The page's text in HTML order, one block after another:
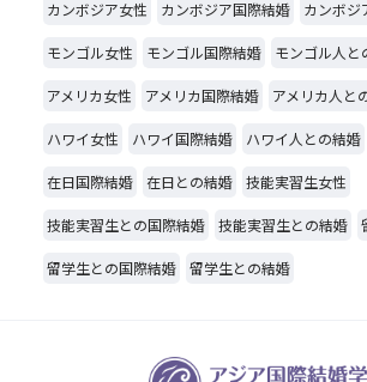
カンボジア女性 カンボジア国際結婚 カンボジ
モンゴル女性 モンゴル国際結婚 モンゴル人と
アメリカ女性 アメリカ国際結婚 アメリカ人と
ハワイ女性 ハワイ国際結婚 ハワイ人との結婚
在日国際結婚 在日との結婚 技能実習生女性
技能実習生との国際結婚 技能実習生との結婚
留学生との国際結婚 留学生との結婚